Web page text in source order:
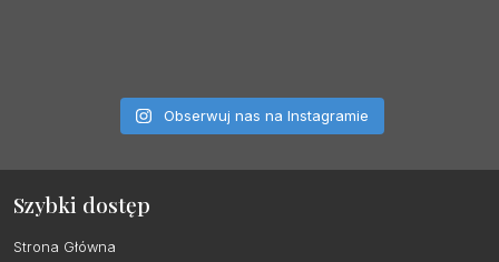
Obserwuj nas na Instagramie
Szybki dostęp
Strona Główna